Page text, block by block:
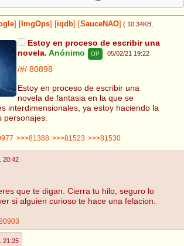
ImgOps iqdb SauceNAO ( 10.34KB
Estoy en proceso de escribir una
novela. Anónimo OP 05/02/21 19:22
/#/ 80898
Estoy en proceso de escribir una
novela de fantasia en la que se
interdimensionales, ya estoy haciendo la
personajes.
>>>81388 >>>81523 >>>81530
20:42
que te digan. Cierra tu hilo, seguro lo
si alguien curioso te hace una felacion.
21:25